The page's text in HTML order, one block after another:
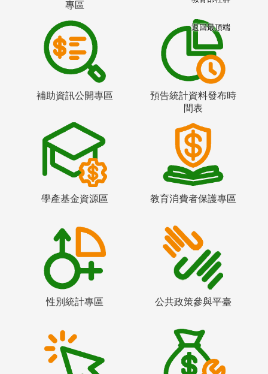
專區
補助資訊公開專區
預告統計資料發布時
間表
學產基金資源區 教育消費者保護專區
性別統計專區 公共政策參與平臺
返回最頂端